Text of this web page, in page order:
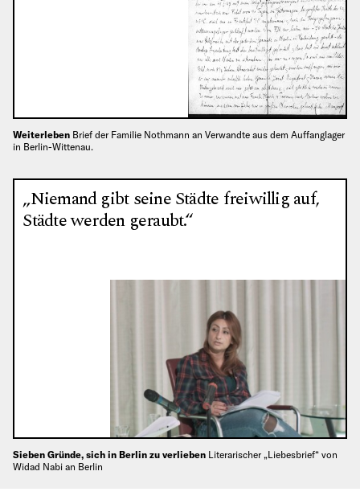
Weiterleben Brief der Familie Nothmann an Verwandte aus dem Auffanglager
in Berlin-Wittenau.
„Niemand gibt seine Städte freiwillig auf,
Städte werden geraubt.“
Sieben Gründe, sich in Berlin zu verlieben Literarischer „Liebesbrief“ von
Widad Nabi an Berlin